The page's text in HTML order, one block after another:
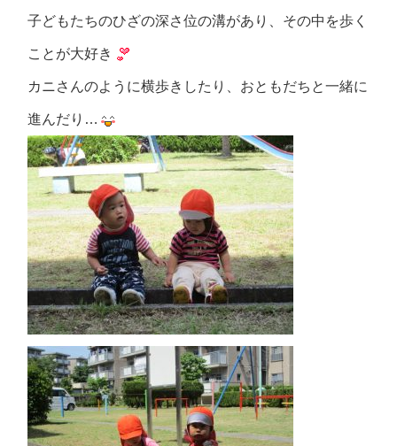
子どもたちのひざの深さ位の溝があり、その中を歩く
ことが大好き
カニさんのように横歩きしたり、おともだちと一緒に
進んだり…